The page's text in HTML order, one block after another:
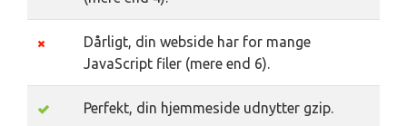
Dårligt, din webside har for mange
JavaScript filer (mere end 6).
Perfekt, din hjemmeside udnytter gzip.